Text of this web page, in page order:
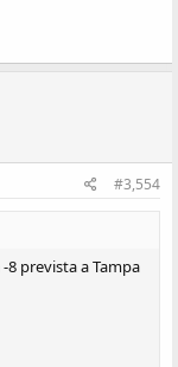
#3,554
8 prevista a Tampa